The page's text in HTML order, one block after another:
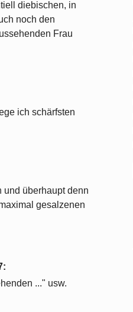
diebischen, in
noch den
Frau
ich schärfsten
und überhaupt denn
gesalzenen
:
..." usw.